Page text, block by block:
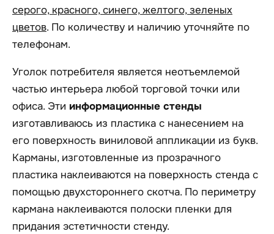
серого, красного, синего, желтого, зеленых
цветов. По количеству и наличию уточняйте по
телефонам.
Уголок потребителя является неотъемлемой
частью интерьера любой торговой точки или
офиса. Эти информационные стенды
изготавливаюсь из пластика с нанесением на
его поверхность виниловой аппликации из букв.
Карманы, изготовленные из прозрачного
пластика наклеиваются на поверхность стенда с
помощью двухстороннего скотча. По периметру
кармана наклеиваются полоски пленки для
придания эстетичности стенду.